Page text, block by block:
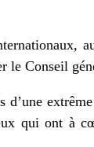
le Conseil
qui ont à